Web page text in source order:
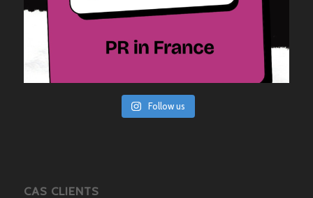
Follow us
CAS CLIENTS